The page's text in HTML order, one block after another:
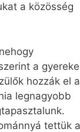
a közösség
a
hozzák el a
legnagyobb
tettük a